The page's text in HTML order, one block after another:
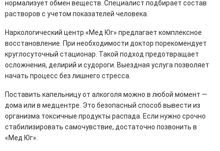
нормализует обмен веществ. Специалист подбирает состав
растворов с учетом показателей человека.
Наркологический центр «Мед Юг» предлагает комплексное
восстановление. При необходимости доктор порекомендует
круглосуточный стационар. Такой подход предотвращает
осложнения, делирий и судороги. Выездная услуга позволяет
начать процесс без лишнего стресса.
Поставить капельницу от алкоголя можно в любой момент —
дома или в медцентре. Это безопасный способ вывести из
организма токсичные продукты распада. Если нужно срочно
стабилизировать самочувствие, достаточно позвонить в
«Мед Юг».